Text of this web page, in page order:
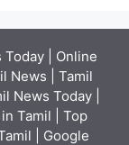
| Online
News | Tamil
News Today |
Tamil | Top
| Google